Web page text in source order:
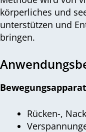
körperliches und
unterstützen und
bringen.
Bewegungsapparat
Rücken-,